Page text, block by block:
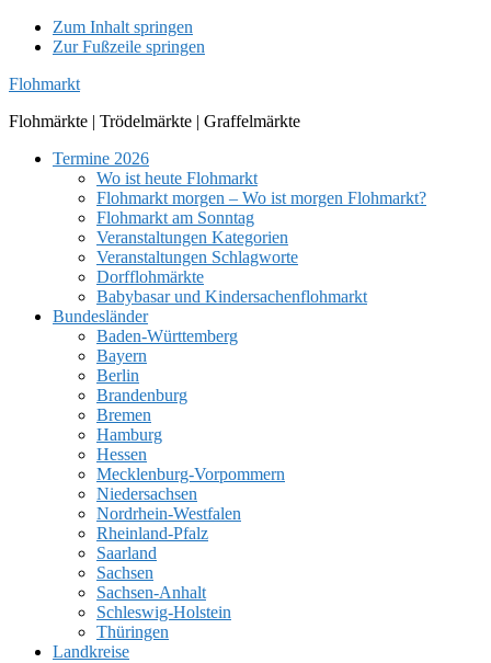
Zum Inhalt springen
Zur Fußzeile springen
Flohmarkt
Flohmärkte | Trödelmärkte | Graffelmärkte
Termine 2026
Wo ist heute Flohmarkt
Flohmarkt morgen – Wo ist morgen Flohmarkt?
Flohmarkt am Sonntag
Veranstaltungen Kategorien
Veranstaltungen Schlagworte
Dorfflohmärkte
Babybasar und Kindersachenflohmarkt
Bundesländer
Baden-Württemberg
Bayern
Berlin
Brandenburg
Bremen
Hamburg
Hessen
Mecklenburg-Vorpommern
Niedersachsen
Nordrhein-Westfalen
Rheinland-Pfalz
Saarland
Sachsen
Sachsen-Anhalt
Schleswig-Holstein
Thüringen
Landkreise